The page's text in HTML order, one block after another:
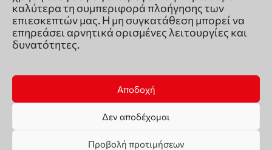
καλύτερα τη συμπεριφορά πλοήγησης των
επιεσκεπτών μας. Η μη συγκατάθεση μπορεί να
επηρεάσει αρνητικά ορισμένες λειτουργίες και
δυνατότητες.
Αποδοχή
Δεν αποδέχομαι
Προβολή προτιμήσεων